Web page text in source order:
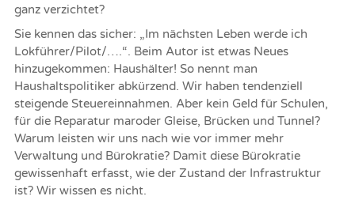
ganz verzichtet?
Sie kennen das sicher: „Im nächsten Leben werde ich
Lokführer/Pilot/….“. Beim Autor ist etwas Neues
hinzugekommen: Haushälter! So nennt man
Haushaltspolitiker abkürzend. Wir haben tendenziell
steigende Steuereinnahmen. Aber kein Geld für Schulen,
für die Reparatur maroder Gleise, Brücken und Tunnel?
Warum leisten wir uns nach wie vor immer mehr
Verwaltung und Bürokratie? Damit diese Bürokratie
gewissenhaft erfasst, wie der Zustand der Infrastruktur
ist? Wir wissen es nicht.